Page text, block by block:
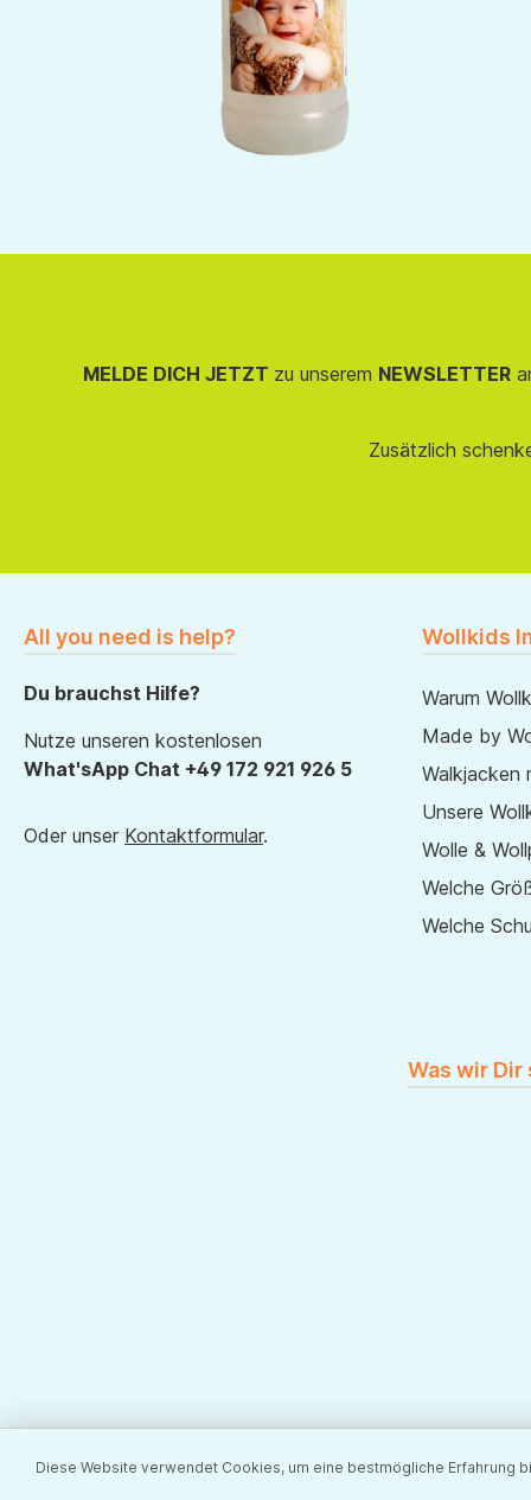
MELDE DICH JETZT zu unserem NEWSLETTER
Zusätzlich
All you need is help?
Du brauchst Hilfe?
Nutze unseren kostenlosen
What'sApp Chat +49 172 921 926 5
Oder unser Kontaktformular.
Wollkids
Warum
Made by
Walkjacken
Unsere
Wolle &
Welche
Welche
Was wir
Diese Website verwendet Cookies, um eine bestmögliche Erfahrung